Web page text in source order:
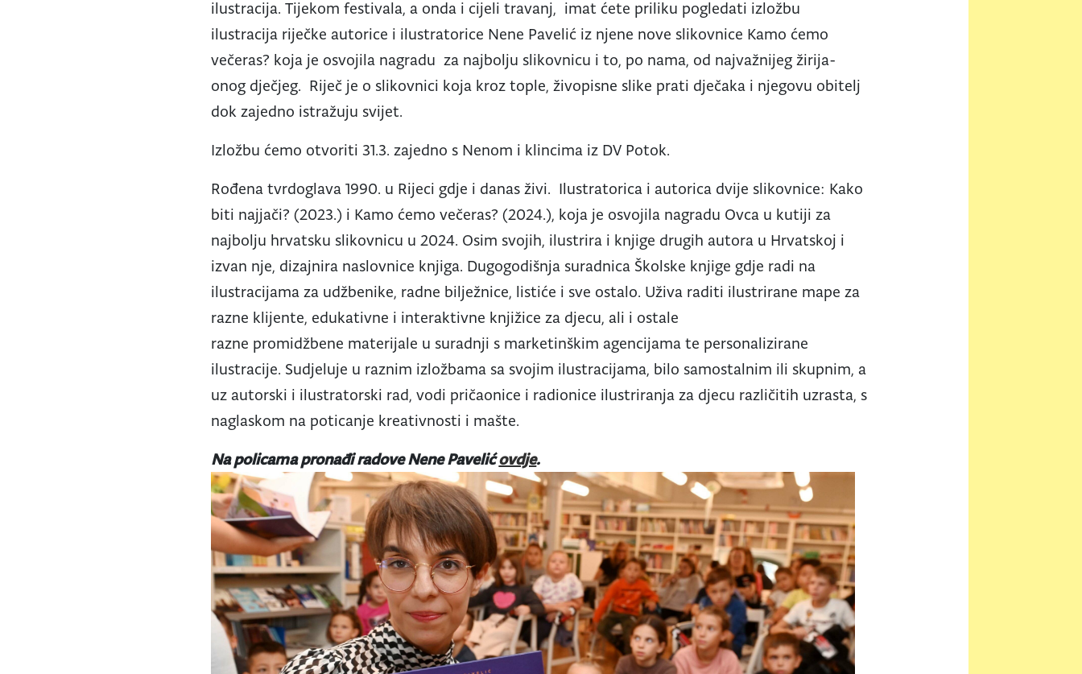
ilustracija. Tijekom festivala, a onda i cijeli travanj, imat ćete priliku pogledati izložbu
ilustracija riječke autorice i ilustratorice Nene Pavelić iz njene nove slikovnice Kamo ćemo
večeras? koja je osvojila nagradu za najbolju slikovnicu i to, po nama, od najvažnijeg žirija-
onog dječjeg. Riječ je o slikovnici koja kroz tople, živopisne slike prati dječaka i njegovu obitelj
dok zajedno istražuju svijet.
Izložbu ćemo otvoriti 31.3. zajedno s Nenom i klincima iz DV Potok.
Rođena tvrdoglava 1990. u Rijeci gdje i danas živi. Ilustratorica i autorica dvije slikovnice: Kako
biti najjači? (2023.) i Kamo ćemo večeras? (2024.), koja je osvojila nagradu Ovca u kutiji za
najbolju hrvatsku slikovnicu u 2024. Osim svojih, ilustrira i knjige drugih autora u Hrvatskoj i
izvan nje, dizajnira naslovnice knjiga. Dugogodišnja suradnica Školske knjige gdje radi na
ilustracijama za udžbenike, radne bilježnice, listiće i sve ostalo. Uživa raditi ilustrirane mape za
razne klijente, edukativne i interaktivne knjižice za djecu, ali i ostale
razne promidžbene materijale u suradnji s marketinškim agencijama te personalizirane
ilustracije. Sudjeluje u raznim izložbama sa svojim ilustracijama, bilo samostalnim ili skupnim, a
uz autorski i ilustratorski rad, vodi pričaonice i radionice ilustriranja za djecu različitih uzrasta, s
naglaskom na poticanje kreativnosti i mašte.
Na policama pronađi radove Nene Pavelićovdje.